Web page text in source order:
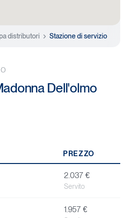
distributori Stazione di servizio
Dell'olmo
PREZZO
2.037 €
Servito
1.957 €